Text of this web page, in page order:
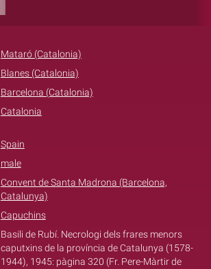
Mataró (Catalonia)
Blanes (Catalonia)
Barcelona (Catalonia)
Catalonia
Spain
male
Convent de Santa Madrona (Barcelona,
Catalunya)
Capuchins
Basili de Rubí. Necrologi dels frares menors
caputxins de la província de Catalunya (1578-
1944), 1945: pàgina 320 (Fr. Pere-Màrtir de